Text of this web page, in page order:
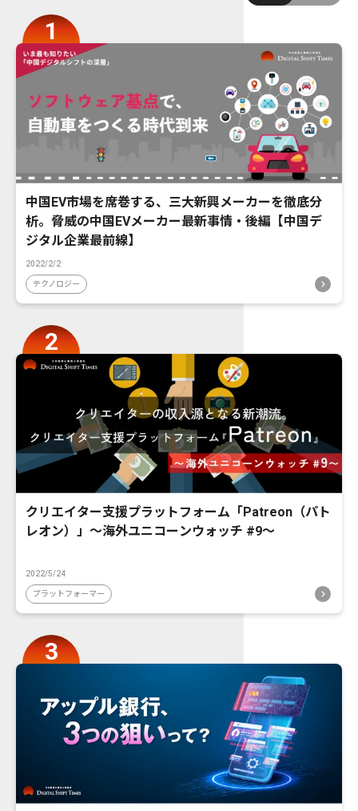
中国EV市場を席巻する、三大新興メーカーを徹底分
析。脅威の中国EVメーカー最新事情・後編【中国デ
ジタル企業最前線】
2022/2/2
テクノロジー
クリエイター支援プラットフォーム「Patreon（パト
レオン）」〜海外ユニコーンウォッチ #9〜
2022/5/24
プラットフォーマー